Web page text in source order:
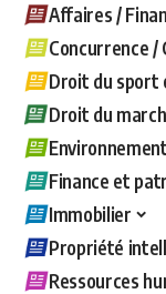
Affaires /
Concurrence
Droit du sport
Droit du
Finance et
Immobilier
Propriété
Ressources